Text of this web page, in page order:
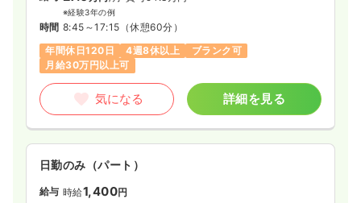
小さなお子さんがいる方は、法人内の託児所を利用したり、時
短勤務制度を活用したりしています。
で取得できるほか、お休みの希望も通りやすいので、子育て中
の方にもおすすめの職場です。
※経験3年の例
時間 8:45～17:15 （休憩60分）
年間休日120日
4週8休以上
ブランク可
月給30万円以上可
気になる 詳細を見る
日勤のみ（パート）
給与 時給1,400円